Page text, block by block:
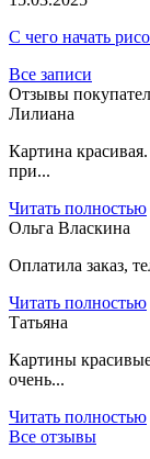
С чего начать
Все записи
Отзывы
Лилиана
Картина
при...
Читать полностью
Ольга Власкина
Оплатила заказ,
Читать полностью
Татьяна
Картины
очень...
Читать полностью
Все отзывы